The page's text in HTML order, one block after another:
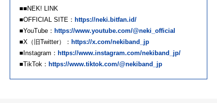
■■NEK! LINK
■OFFICIAL SITE： https://neki.bitfan.id/
■YouTube： https://www.youtube.com/@neki_official
■X（旧Twitter）： https://x.com/nekiband_jp
■Instagram： https://www.instagram.com/nekiband_jp/
■TikTok： https://www.tiktok.com/@nekiband_jp